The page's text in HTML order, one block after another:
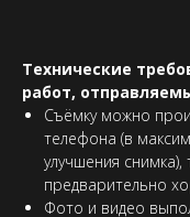
Технические
работ,
Съёмку можно
телефона (в
улучшения
предварительно
Фото и видео